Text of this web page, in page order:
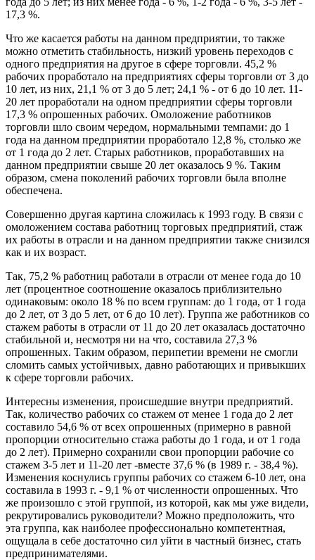
17,3 %.
Что же касается работы на данном предприятии, то также
можно отметить стабильность, низкий уровень переходов с
одного предприятия на другое в сфере торговли. 45,2 %
рабочих проработало на предприятиях сферы торговли от 3 до
10 лет, из них, 21,1 % от 3 до 5 лет; 24,1 % - от 6 до 10 лет. 11-
20 лет проработали на одном предприятии сферы торговли
17,3 % опрошенных рабочих. Омоложение работников
торговли шло своим чередом, нормальными темпами: до 1
года на данном предприятии проработало 12,8 %, столько же
от 1 года до 2 лет. Старых работников, проработавших на
данном предприятии свыше 20 лет оказалось 9 %. Таким
образом, смена поколений рабочих торговли была вполне
обеспечена.
Совершенно другая картина сложилась к 1993 году. В связи с
омоложением состава работниц торговых предприятий, стаж
их работы в отрасли и на данном предприятии также снизился
как и их возраст.
Так, 75,2 % работниц работали в отрасли от менее года до 10
лет (процентное соотношение оказалось приблизительно
одинаковым: около 18 % по всем группам: до 1 года, от 1 года
до 2 лет, от 3 до 5 лет, от 6 до 10 лет). Группа же работников со
стажем работы в отрасли от 11 до 20 лет оказалась достаточно
стабильной и, несмотря ни на что, составила 27,3 %
опрошенных. Таким образом, перипетии времени не смогли
сломить самых устойчивых, давно работающих и привыкших
к сфере торговли рабочих.
Интересны изменения, происшедшие внутри предприятий.
Так, количество рабочих со стажем от менее 1 года до 2 лет
составило 54,6 % от всех опрошенных (примерно в равной
пропорции относительно стажа работы до 1 года, и от 1 года
до 2 лет). Примерно сохранили свои пропорции рабочие со
стажем 3-5 лет и 11-20 лет -вместе 37,6 % (в 1989 г. - 38,4 %).
Изменения коснулись группы рабочих со стажем 6-10 лет, она
составила в 1993 г. - 9,1 % от численности опрошенных. Что
же произошло с этой группой, из которой, как мы уже видели,
рекрутировались руководители? Можно предположить, что
эта группа, как наиболее профессионально компетентная,
ощущала в себе достаточно сил уйти в частный бизнес, стать
предпринимателями.